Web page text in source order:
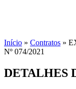
Início » Contratos »
Nº 074/2021
DETALHES